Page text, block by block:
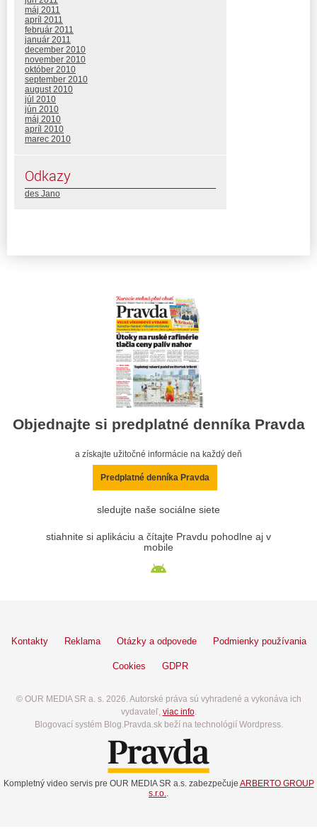
máj 2011
apríl 2011
február 2011
január 2011
december 2010
november 2010
október 2010
september 2010
august 2010
júl 2010
jún 2010
máj 2010
apríl 2010
marec 2010
Odkazy
des Jano
Objednajte si predplatné denníka Pravda
a získajte užitočné informácie na každý deň
Predplatné denníka Pravda
sledujte naše sociálne siete
stiahnite si aplikáciu a čítajte Pravdu pohodlne aj v
mobile
Kontakty Reklama Otázky a odpovede Podmienky používania
Cookies GDPR
© OUR MEDIA SR a. s. 2026. Autorské práva sú vyhradené a vykonáva ich
vydavateľ, viac info.
Blogovací systém Blog.Pravda.sk beží na technológií Wordpress.
Kompletný video servis pre OUR MEDIA SR a.s. zabezpečuje ARBERTO GROUP
s.r.o.